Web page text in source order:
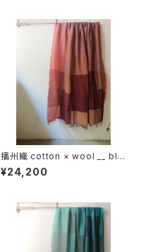
播州織 cotton × wool __ blo
ck 220-120 埋火GK
¥24,200